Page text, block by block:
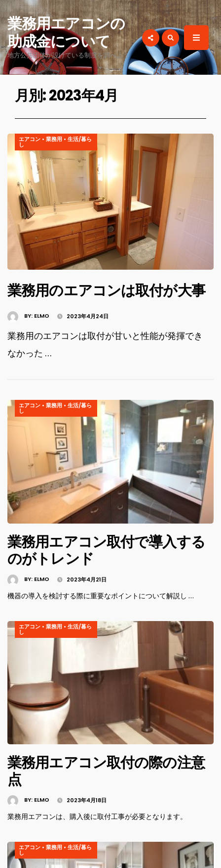
for:
業務用エアコンの
助成金について
地方公共団体が設けている制度を調べよう
月別: 2023年4月
エアコン • 業務用 • 生活/暮ら
し
業務用のエアコンは取付が大事
BY: ELMO 2023年4月24日
業務用のエアコンは取付が甘いと性能が発揮でき
なかった …
エアコン • 業務用 • 生活/暮ら
し
業務用エアコン取付で導入する
のがトレンド
BY: ELMO 2023年4月21日
機器の導入を検討する際に重要なポイントについて解説し …
エアコン • 業務用 • 生活/暮ら
し
業務用エアコン取付の際の注意
点
BY: ELMO 2023年4月18日
業務用エアコンは、購入後に取付工事が必要となります。
エアコン • 業務用 • 生活/暮ら
し